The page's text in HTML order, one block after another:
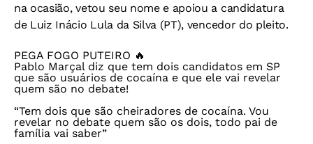
na ocasião, vetou seu nome e apoiou a candidatura
de Luiz Inácio Lula da Silva (PT), vencedor do pleito.
PEGA FOGO PUTEIRO 🔥
Pablo Marçal diz que tem dois candidatos em SP
que são usuários de cocaína e que ele vai revelar
quem são no debate!
“Tem dois que são cheiradores de cocaína. Vou
revelar no debate quem são os dois, todo pai de
família vai saber”